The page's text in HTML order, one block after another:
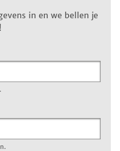
in en we bellen je